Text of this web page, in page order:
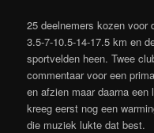
25 deelnemers kozen voor
3.5-7-10.5-14-17.5 km en
sportvelden heen. Twee
commentaar voor een
en afzien maar daarna
kreeg eerst nog een
die muziek lukte dat best.